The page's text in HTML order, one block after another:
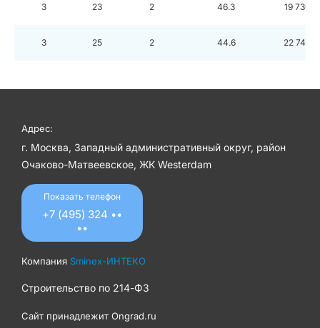
3 23 2 46.3 19 730
3 25 2 44.6 22 740
Адрес:
г. Москва, Западный административный округ, район
Очаково-Матвеевское, ЖК Westerdam
Показать телефон
+7 (495) 324 ••
••
Компания Sminex-ИНТЕКО
Строительство по 214-ФЗ
Сайт принадлежит Ongrad.ru